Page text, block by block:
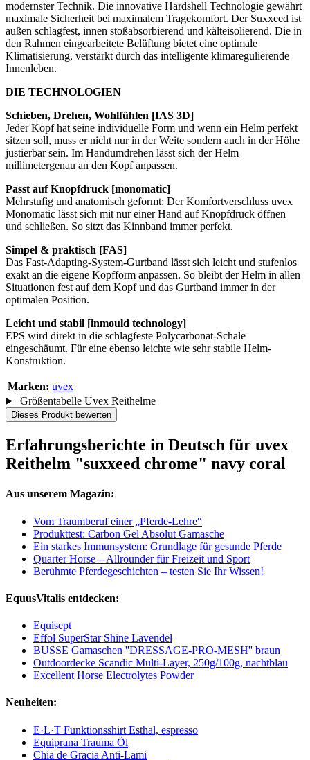
modernster Technik. Die innovative Hardshell Technologie gewährt
maximale Sicherheit bei maximalem Tragekomfort. Der Suxxeed ist
außen schlagfest, innen stoßabsorbierend und kälteisolierend. Die in
den Rahmen eingearbeitete Belüftung bietet eine optimale
Klimatisierung, verstärkt durch das intelligente klimaregulierende
Innenleben.
DIE TECHNOLOGIEN
Schieben, Drehen, Wohlfühlen [IAS 3D]
Jeder Kopf hat seine individuelle Form und wenn ein Helm perfekt
sitzen soll, muss er nicht nur in der Weite sondern auch in der Höhe
justierbar sein. Im Handumdrehen lässt sich der Helm
millimetergenau an den Kopf anpassen.
Passt auf Knopfdruck [monomatic]
Mehrstufig und anatomisch geformt: Der Komfortverschluss uvex
Monomatic lässt sich mit nur einer Hand auf Knopfdruck öffnen
und schließen. So sitzt das Kinnband immer perfekt.
Simpel & praktisch [FAS]
Das Fast-Adapting-System-Gurtband lässt sich leicht und stufenlos
exakt an die eigene Kopfform anpassen. So bleibt der Helm in allen
Situationen fest auf dem Kopf und das Gurtband immer in der
optimalen Position.
Leicht und stabil [inmould technology]
EPS wird direkt in die schlagfeste Polycarbonat-Schale
eingeschäumt. Für eine ebenso leichte wie sehr stabile Helm-
Konstruktion.
Marken: uvex
Größentabelle Uvex Reithelme
Dieses Produkt bewerten
Erfahrungsberichte in Deutsch für uvex
Reithelm "suxxeed chrome" navy coral
Aus unserem Magazin:
Vom Traumberuf einer „Pferde-Lehre“
Produkttest: Carbon Gel Absolut Gamasche
Ein starkes Immunsystem: Grundlage für gesunde Pferde
Quarter Horse – Allrounder für Freizeit und Sport
Berühmte Pferdegeschichten – testen Sie Ihr Wissen!
EquusVitalis entdecken:
Equisept
Effol SuperStar Shine Lavendel
BUSSE Gamaschen ''DRESSAGE-PRO-MESH'' braun
Outdoordecke Scandic Multi-Layer, 250g/100g, nachtblau
Excellent Horse Electrolytes Powder
Neuheiten:
E·L·T Funktionsshirt Esthal, espresso
Equiprana Trauma Öl
Chia de Gracia Anti-Lami